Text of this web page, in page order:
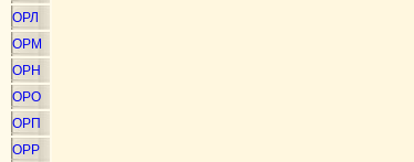
ОРЛ
ОРМ
ОРН
ОРО
ОРП
ОРР